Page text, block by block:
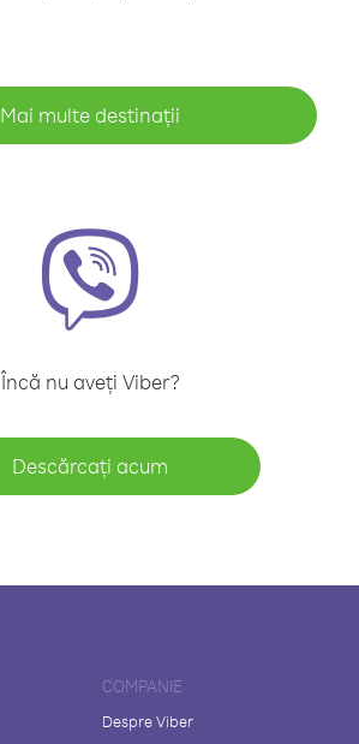
Mai multe destinații
Încă nu aveți Viber?
Descărcați acum
COMPANIE
Despre Viber